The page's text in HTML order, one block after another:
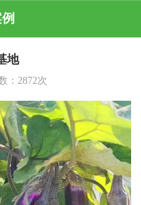
地
： 2872次